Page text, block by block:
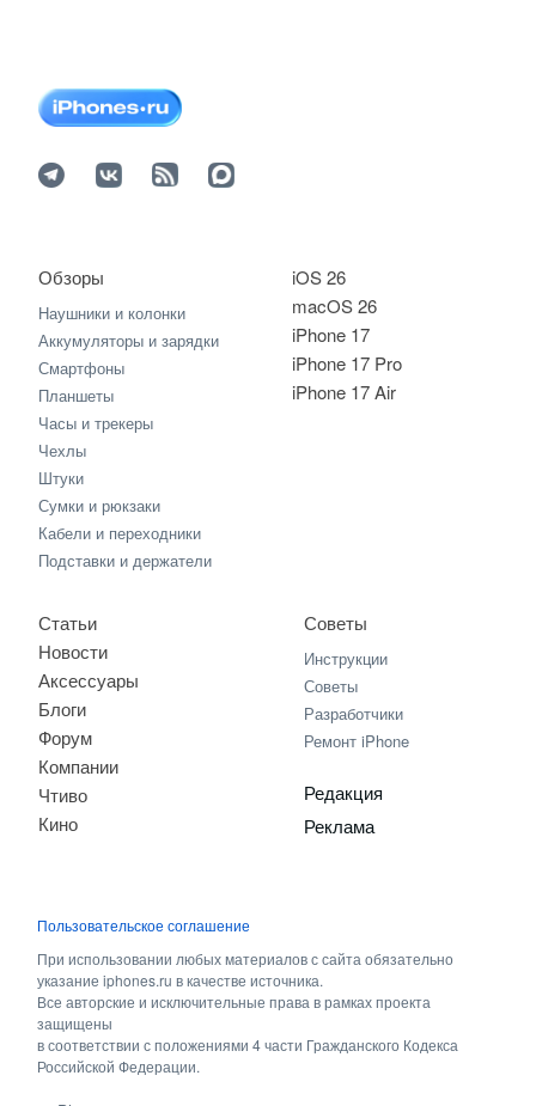
iOS 26
macOS 26
iPhone 17
iPhone 17 Pro
iPhone 17 Air
Обзоры
Наушники и колонки
Аккумуляторы и зарядки
Смартфоны
Планшеты
Часы и трекеры
Чехлы
Штуки
Сумки и рюкзаки
Кабели и переходники
Подставки и держатели
Статьи
Новости
Аксессуары
Блоги
Форум
Компании
Чтиво
Кино
Советы
Инструкции
Советы
Разработчики
Ремонт iPhone
Редакция
Реклама
Пользовательское соглашение
При использовании любых материалов с сайта обязательно
указание iphones.ru в качестве источника.
Все авторские и исключительные права в рамках проекта
защищены
в соответствии с положениями 4 части Гражданского Кодекса
Российской Федерации.